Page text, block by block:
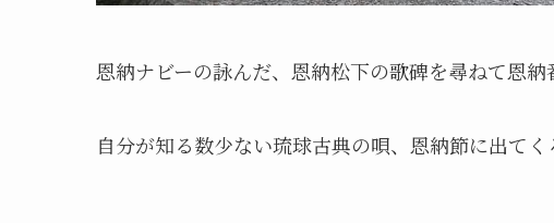
恩納ナビーの詠んだ、恩納松下の歌碑を尋ねて恩納
自分が知る数少ない琉球古典の唄、恩納節に出てく